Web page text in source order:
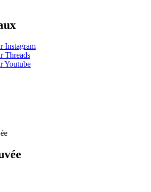
Instagram
Threads
Youtube